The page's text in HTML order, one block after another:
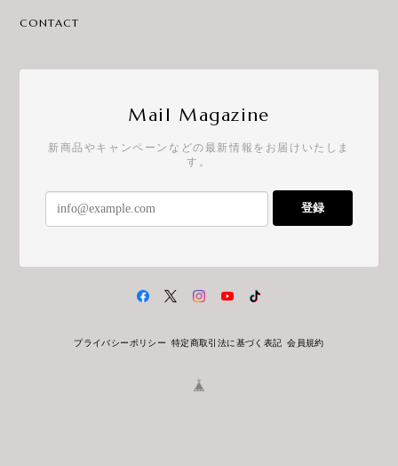
CONTACT
Mail Magazine
新商品やキャンペーンなどの最新情報をお届けいたしま
す。
登録
プライバシーポリシー 特定商取引法に基づく表記 会員規約